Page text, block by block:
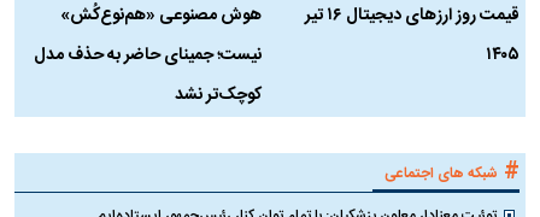
قیمت روز ارز‌های دیجیتال ۱۶ تیر
۱۴۰۵
هوش مصنوعی «هم‌نوع‌کُش»
نیست؛ جمینای حاضر به حذف مدل
کوچک‌تر نشد
# شبکه های اجتماعی